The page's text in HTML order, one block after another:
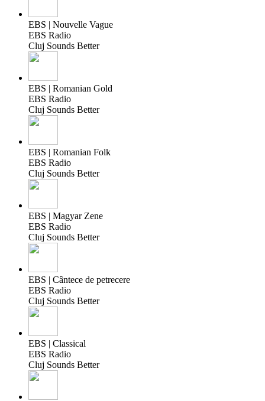
EBS | Nouvelle Vague
EBS Radio
Cluj Sounds Better
EBS | Romanian Gold
EBS Radio
Cluj Sounds Better
EBS | Romanian Folk
EBS Radio
Cluj Sounds Better
EBS | Magyar Zene
EBS Radio
Cluj Sounds Better
EBS | Cântece de petrecere
EBS Radio
Cluj Sounds Better
EBS | Classical
EBS Radio
Cluj Sounds Better